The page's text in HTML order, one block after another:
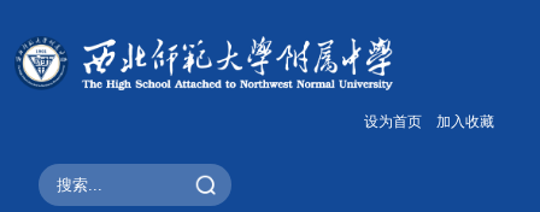
设为首页 加入收藏